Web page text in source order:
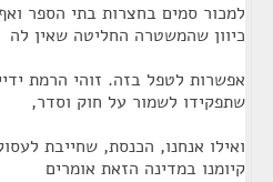
למכור סמים בחצרות בתי הספר
כיוון שהמשטרה החליטה שאין לה
אפשרות לטפל בזה. זוהי הרמת
שתפקידו לשמור על חוק וסדר,
ואילו אנחנו, הכנסת, שחייבת
קיומנו במדינה הזאת אומרים